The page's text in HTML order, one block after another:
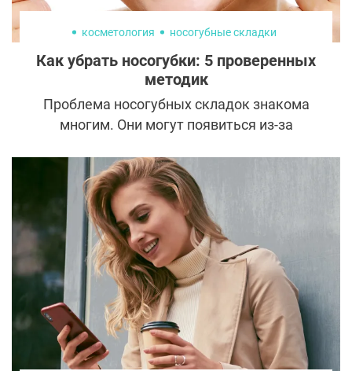
косметология носогубные складки
Как убрать носогубки: 5 проверенных
методик
Проблема носогубных складок знакома
многим. Они могут появиться из-за
привычек, после похудения или
анатомических особенностей. Хорошая
новость — от них можно избавиться или
сделать менее выраженными. И у
косметологов для этого есть сразу
несколько проверенных и эффективных
методик.